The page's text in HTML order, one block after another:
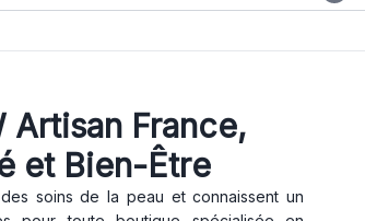
Artisan France,
et Bien-Être
soins de la peau et connaissent un